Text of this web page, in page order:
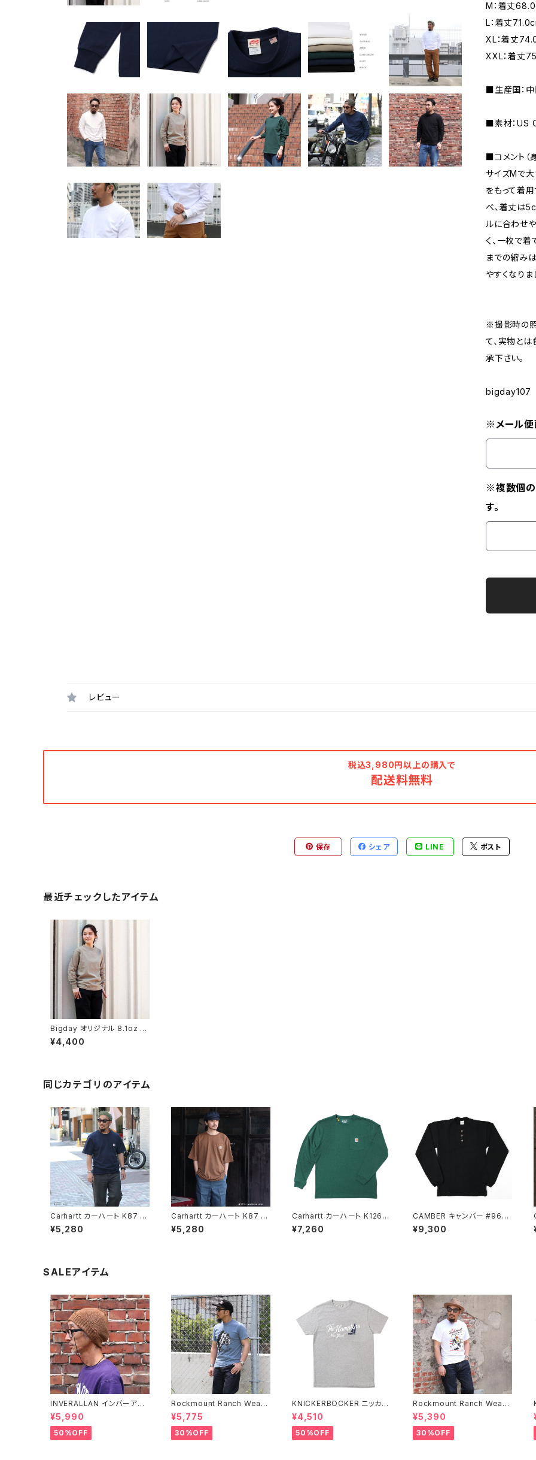
M：着丈
L：着丈
XL：着丈
XXL：着丈
■生産国：
■素材：US
■コメント
サイズMで大
をもって着
べ、着丈は
ルに合わせ
く、一枚で着
までの縮み
やすくなりま
※撮影時の
て、実物と
承下さい。
bigday107
※メール便
※複数個の
す。
レビュー
税込3,980円以上の購入で
配送料無料
保存 シェア LINE ポスト
最近チェックしたアイテム
Bigday オリジナル 8.1oz U
S Cotton Long Sleeve T
シャツ 長袖 無地Tシャツ US
¥4,400
同じカテゴリのアイテム
Carhartt カーハート K87 ネ
イビー ワークウエアポケット
Tシャツ ポケット付き
¥5,280
Carhartt カーハート K87 ウ
ォルナットヘザー ワークウエ
アポケットTシャツ ポケット付
¥5,280
Carhartt カーハート K126 ノ
ースウッドヘザー メンズ ロン
グスリーブ ポケットTシャツ
¥7,260
CAMBER キャンバー #964
BLACK 長袖 ヘンリーネック
厚地 Tシャツ
¥9,300
SALEアイテム
INVERALLAN インバーアラ
ン 100%ピュアウール ニット
キャップ 全8色
¥5,990
50%OFF
Rockmount Ranch Wear
ロックマウント ランチウェア C
hief Western T-Shirt 半袖
Tシャツ 全2色
¥5,775
30%OFF
KNICKERBOCKER ニッカー
ボッカー HEATHER GREY
ハンプトン Tシャツ
¥4,510
50%OFF
Rockmount Ranch Wear
ロックマウント ランチウェア R
ockmount Bronc Western
T-Shirt 半袖Tシャツ 全3色
¥5,390
30%OFF